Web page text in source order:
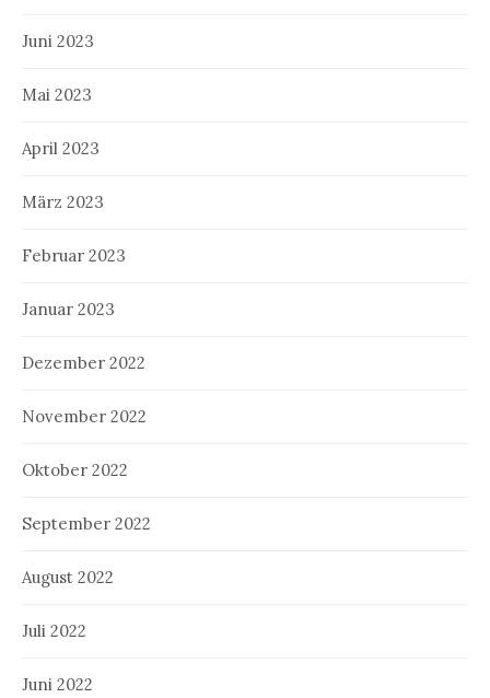
Juni 2023
Mai 2023
April 2023
März 2023
Februar 2023
Januar 2023
Dezember 2022
November 2022
Oktober 2022
September 2022
August 2022
Juli 2022
Juni 2022